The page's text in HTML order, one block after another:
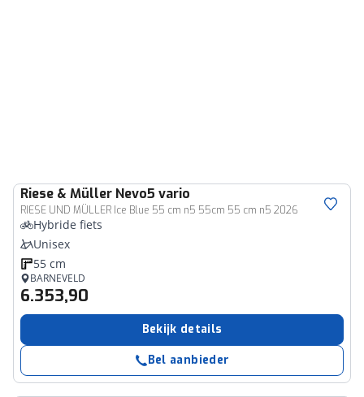
Riese & Müller Nevo5 vario
RIESE UND MÜLLER Ice Blue 55 cm n5 55cm 55 cm n5 2026
Hybride fiets
Unisex
55 cm
BARNEVELD
6.353,90
Bekijk details
Bel aanbieder